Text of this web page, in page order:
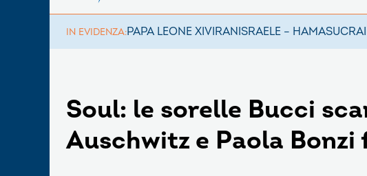
IN EVIDENZA:PAPA LEONE XIVIRANISRAELE – HAMAS
Soul: le sorelle Bucci
Auschwitz e Paola